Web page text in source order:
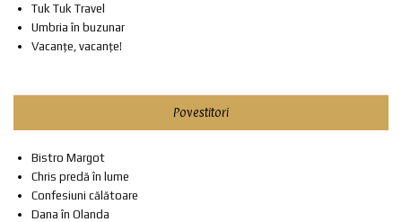
Tuk Tuk Travel
Umbria în buzunar
Vacanțe, vacanțe!
Povestitori
Bistro Margot
Chris predă în lume
Confesiuni călătoare
Dana în Olanda